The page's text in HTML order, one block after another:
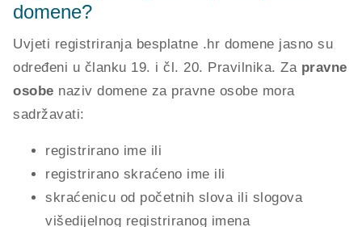
domene?
Uvjeti registriranja besplatne .hr domene jasno su
određeni u članku 19. i čl. 20. Pravilnika. Za pravne
osobe naziv domene za pravne osobe mora
sadržavati:
registrirano ime ili
registrirano skraćeno ime ili
skraćenicu od početnih slova ili slogova
višedijelnog registriranog imena